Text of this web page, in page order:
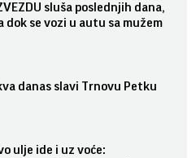
sluša poslednjih dana,
dok se vozi u autu sa mužem
danas slavi Trnovu Petku
ulje ide i uz voće: